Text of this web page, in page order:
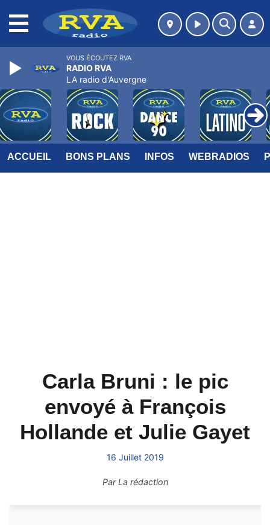
ACCUEIL BONS PLANS INFOS WEBRADIOS
Carla Bruni : le pic
envoyé à François
Hollande et Julie Gayet
16 Juillet 2019
ParLa rédaction
VOUS ÉCOUTEZ RVA
RADIO RVA
LA radio d'Auvergne